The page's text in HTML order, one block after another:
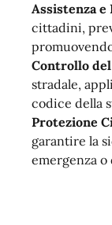
Assistenza e
cittadini,
Controllo
stradale,
codice della
Protezione
garantire la
emergenza o